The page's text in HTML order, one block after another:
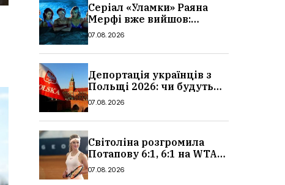
Серіал «Уламки» Раяна
Мерфі вже вийшов:
сюжет, актори та всі
07.08.2026
Депортація українців з
Польщі 2026: чи будуть
висилати українських
07.08.2026
Світоліна розгромила
Потапову 6:1, 6:1 на WTA
1000 у Торонто
07.08.2026